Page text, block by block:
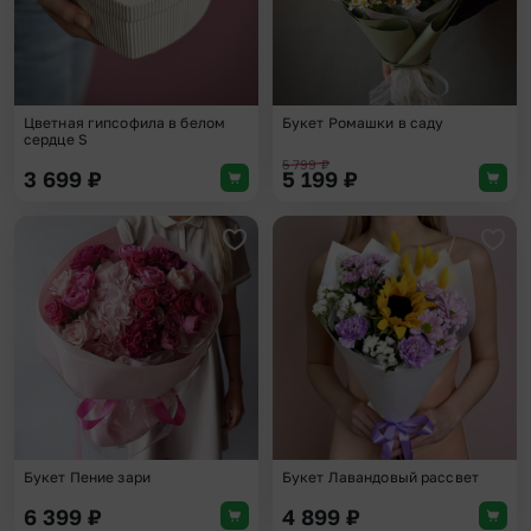
Цветная гипсофила в белом
сердце S
3 699 ₽
Букет Ромашки в саду
5 799₽
5 199 ₽
Добавить в избранное
Букет Пение зари
6 399 ₽
Букет Лавандовый рассвет
4 899 ₽